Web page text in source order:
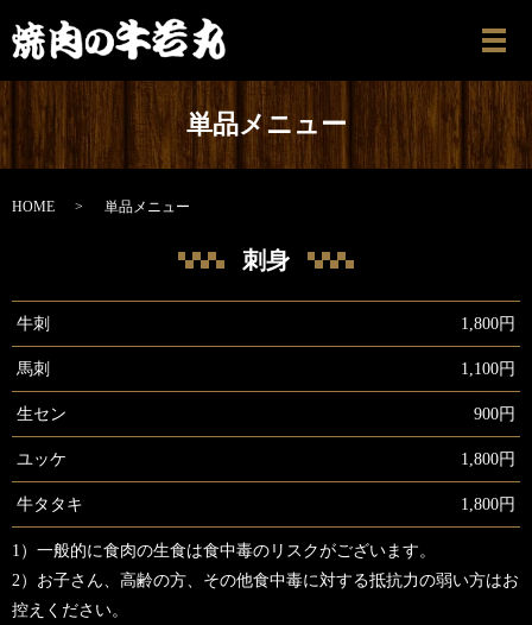
メ
単品メニュー
HOME 単品メニュー
刺身
牛刺 1,800円
馬刺 1,100円
生セン 900円
ユッケ 1,800円
牛タタキ 1,800円
1）一般的に食肉の生食は食中毒のリスクがございます。
2）お子さん、高齢の方、その他食中毒に対する抵抗力の弱い方はお
控えください。